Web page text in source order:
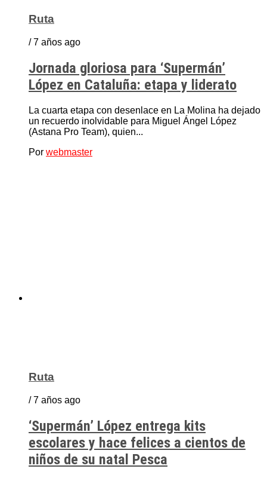
Ruta
/ 7 años ago
Jornada gloriosa para ‘Supermán’
López en Cataluña: etapa y liderato
La cuarta etapa con desenlace en La Molina ha dejado
un recuerdo inolvidable para Miguel Ángel López
(Astana Pro Team), quien...
Por webmaster
Ruta
/ 7 años ago
‘Supermán’ López entrega kits
escolares y hace felices a cientos de
niños de su natal Pesca